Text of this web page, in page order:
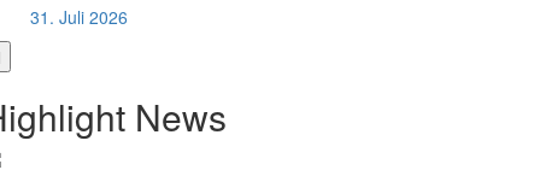
31. Juli 2026
News